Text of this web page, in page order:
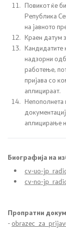
Повикот ќе
Република
на јавното
Краен датум
Кандидатите
надзорни
работење,
пријава со
аплицираат.
Непополнета
аплицирање
Биографија на
cv-uo-
cv-no-
Пропратни
-